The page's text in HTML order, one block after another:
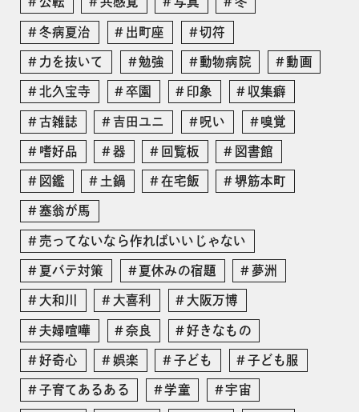
冬病夏治 出町座 切符
力を抜いて 勉強 動物病院 動画
北久宝寺 卒園 印象 収集癖
古雑誌 吉田ユニ 呪い 嗅覚
嗜好品 器 回覧板 図書館
図鑑 土鍋 在宅飯 堺筋本町
塞翁が馬
売ってないなら作ればいいじゃない
夏バテ対策 夏休みの宿題 夢洲
大和川 大喜利 大阪万博
夫婦喧嘩 奈良 好きなもの
好奇心 娯楽 子ども 子ども服
子育てあるある 学童 宇宙